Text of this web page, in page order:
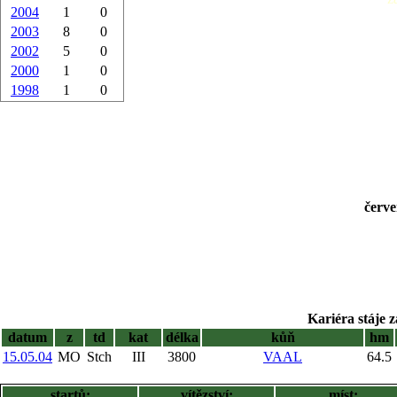
2004
1
0
2003
8
0
2002
5
0
2000
1
0
1998
1 0
Kariéra stáje
datum
z td kat délka kůň
hm
15.05.04 MO Stch III 3800 VAAL 64.5